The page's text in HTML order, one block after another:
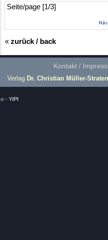
Seite/page [1/3]
« zurück / back
Kontakt /
Verlag Dr. Christian Müller-Straten
- YIPI